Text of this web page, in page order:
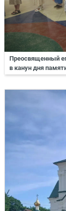
Преосвященный
в канун дня